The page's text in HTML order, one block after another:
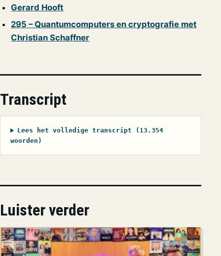
Gerard Hooft
295 – Quantumcomputers en cryptografie met
Christian Schaffner
Transcript
Lees het volledige transcript (13.354
woorden)
Luister verder